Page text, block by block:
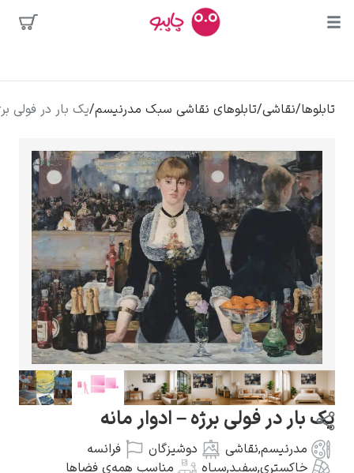
محبوب‌ترین
هنرمندان
کلود مونه
ونسان ون گوگ
گوستاو کلیمت
/تابلوهای نقاشی سبک مدرنیسم/یک بار در فولی برژه – ادوار مانه
فولی برژه – ادوار مانه
نقاشی دوشیزگان
فرانسه
,سفید,سیاه
مناسب همه‌ی فضاها